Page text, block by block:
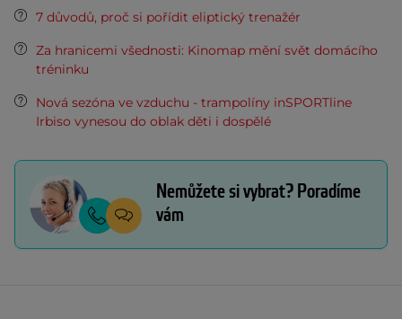
7 důvodů, proč si pořídit eliptický trenažér
Za hranicemi všednosti: Kinomap mění svět domácího
tréninku
Nová sezóna ve vzduchu - trampolíny inSPORTline
Irbiso vynesou do oblak děti i dospělé
Nemůžete si vybrat? Poradíme
vám